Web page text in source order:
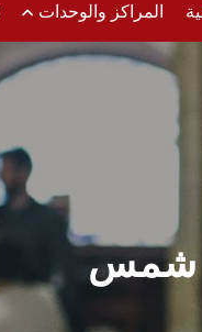
المراكز والوحدات
شمس